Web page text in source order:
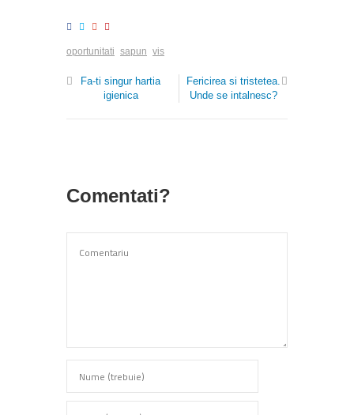
oportunitati sapun vis
Fa-ti singur hartia
igienica
Fericirea si tristetea.
Unde se intalnesc?
Comentati?